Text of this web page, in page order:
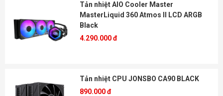
Tản nhiệt AIO Cooler Master
MasterLiquid 360 Atmos II LCD ARGB
Black
4.290.000 đ
Tản nhiệt CPU JONSBO CA90 BLACK
890.000 đ